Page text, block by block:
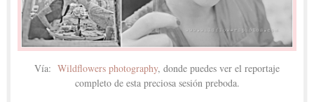
Vía: Wildflowers photography, donde puedes ver el reportaje
completo de esta preciosa sesión preboda.